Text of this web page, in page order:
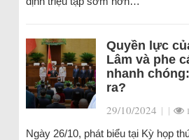
Quyền lực
Lâm và phe
nhanh
ra?
29/10/2024 | |
Ngày 26/10, phát biểu tại Kỳ họp